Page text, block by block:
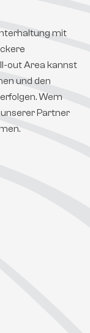
mit
out Area kannst
und den
Wem
Partner